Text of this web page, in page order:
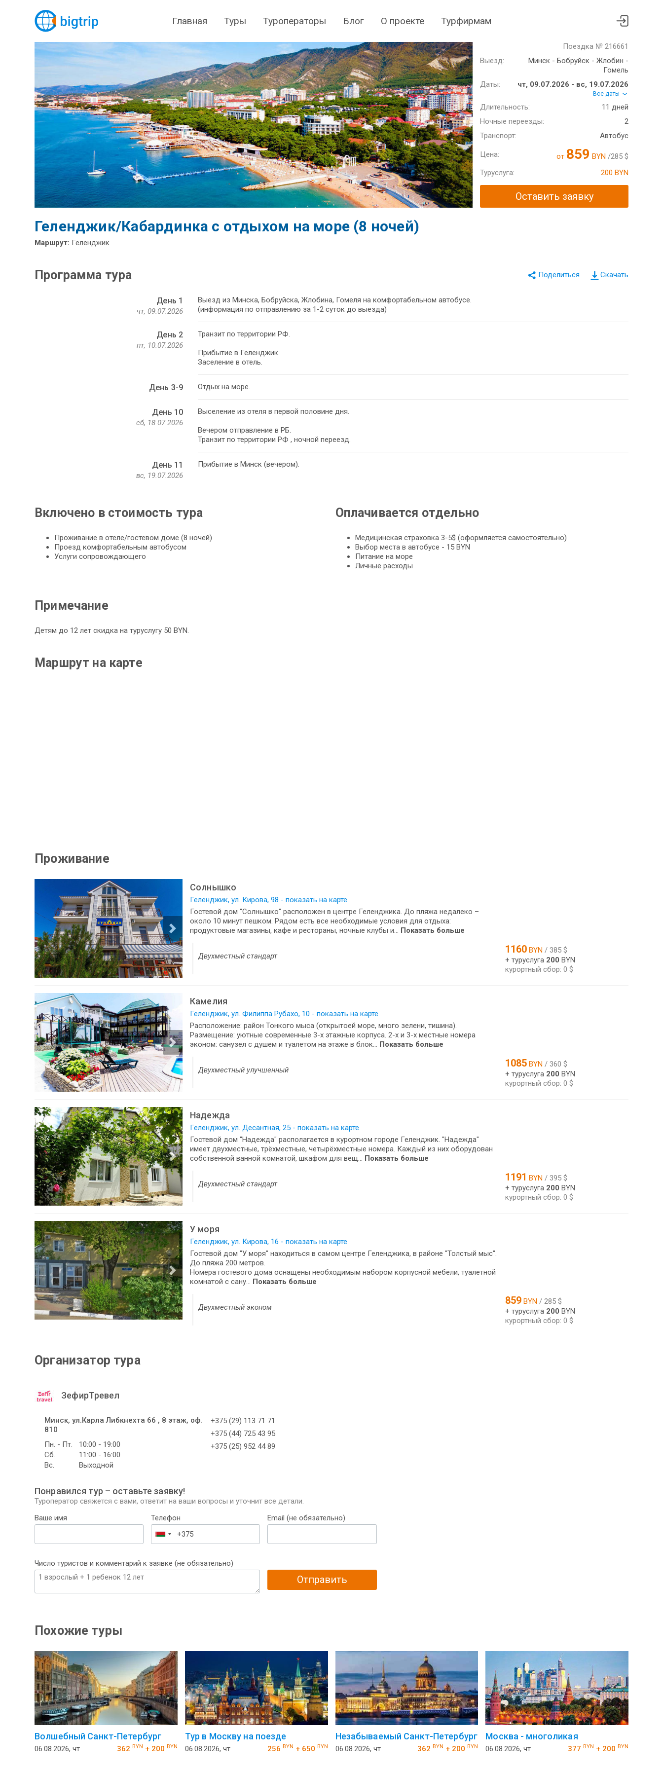
Главная Туры Туроператоры Блог О проекте Турфирмам
Поездка № 216661
Выезд:
Минск - Бобруйск - Жлобин -
Гомель
Даты:
чт, 09.07.2026 - вс, 19.07.2026
Все даты
Длительность:
11 дней
Ночные переезды:
2
Транспорт:
Автобус
Цена: от 859 BYN /285 $
Туруслуга:
200 BYN
Оставить заявку
Геленджик/Кабардинка с отдыхом на море (8 ночей)
Маршрут: Геленджик
Скачать
Программа тура
День 1
чт, 09.07.2026
Выезд из Минска, Бобруйска, Жлобина, Гомеля на комфортабельном автобусе.
(информация по отправлению за 1-2 суток до выезда)
День 2
пт, 10.07.2026
Транзит по территории РФ.
Прибытие в Геленджик.
Заселение в отель.
День 3-9 Отдых на море.
День 10
сб, 18.07.2026
Выселение из отеля в первой половине дня.
Вечером отправление в РБ.
Транзит по территории РФ , ночной переезд.
День 11
вс, 19.07.2026
Прибытие в Минск (вечером).
Включено в стоимость тура
Проживание в отеле/гостевом доме (8 ночей)
Проезд комфортабельным автобусом
Услуги сопровождающего
Оплачивается отдельно
Медицинская страховка 3-5$ (оформляется самостоятельно)
Выбор места в автобусе - 15 BYN
Питание на море
Личные расходы
Примечание
Детям до 12 лет скидка на туруслугу 50 BYN.
Маршрут на карте
Проживание
Солнышко
Геленджик, ул. Кирова, 98 - показать на карте
Гостевой дом "Солнышко" расположен в центре Геленджика. До пляжа недалеко –
около 10 минут пешком. Рядом есть все необходимые условия для отдыха:
продуктовые магазины, кафе и рестораны, ночные клубы и... Показать больше
Двухместный стандарт
1160 BYN / 385 $
+ туруслуга 200 BYN
курортный сбор: 0 $
Камелия
Геленджик, ул. Филиппа Рубахо, 10 - показать на карте
Расположение: район Тонкого мыса (открытоей море, много зелени, тишина).
Размещение: уютные современные 3-х этажные корпуса. 2-х и 3-х местные номера
эконом: санузел с душем и туалетом на этаже в блок... Показать больше
Двухместный улучшенный
1085 BYN / 360 $
+ туруслуга 200 BYN
курортный сбор: 0 $
Надежда
Геленджик, ул. Десантная, 25 - показать на карте
Гостевой дом "Надежда" располагается в курортном городе Геленджик. "Надежда"
имеет двухместные, трёхместные, четырёхместные номера. Каждый из них оборудован
собственной ванной комнатой, шкафом для вещ... Показать больше
Двухместный стандарт
1191 BYN / 395 $
+ туруслуга 200 BYN
курортный сбор: 0 $
У моря
Геленджик, ул. Кирова, 16 - показать на карте
Гостевой дом "У моря" находиться в самом центре Геленджика, в районе "Толстый мыс".
До пляжа 200 метров.
Номера гостевого дома оснащены необходимым набором корпусной мебели, туалетной
комнатой с сану... Показать больше
Двухместный эконом
859 BYN / 285 $
+ туруслуга 200 BYN
курортный сбор: 0 $
Организатор тура
ЗефирТревел
Минск, ул.Карла Либкнехта 66 , 8 этаж, оф.
810
Пн. - Пт.
10:00 - 19:00
Сб.
11:00 - 16:00
Вс.
Выходной
+375 (29) 113 71 71
+375 (44) 725 43 95
+375 (25) 952 44 89
Понравился тур – оставьте заявку!
Туроператор свяжется с вами, ответит на ваши вопросы и уточнит все детали.
Ваше имя
Телефон
Беларусь
+375
Email (не обязательно)
Число туристов и комментарий к заявке (не обязательно)
Отправить
Похожие туры
Волшебный Санкт-Петербург
06.08.2026, чт 362 BYN + 200 BYN
Тур в Москву на поезде
06.08.2026, чт 256 BYN + 650 BYN
Незабываемый Санкт-Петербург
06.08.2026, чт 362BYN + 200BYN
Москва - многоликая
06.08.2026, чт 377 BYN + 200 BYN